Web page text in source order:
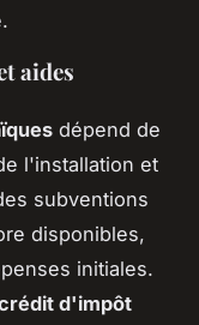
aides
dépend de
l'installation et
subventions
disponibles,
initiales.
d'impôt